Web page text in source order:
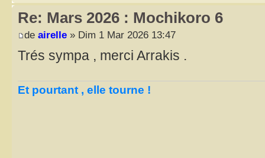
Re: Mars 2026 : Mochikoro 6
de airelle » Dim 1 Mar 2026 13:47
Trés sympa , merci Arrakis .
Et pourtant , elle tourne !